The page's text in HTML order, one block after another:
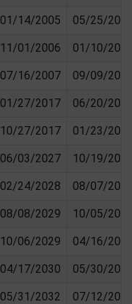
01/14/2005 05/25/
11/01/2006 01/10/
07/16/2007 09/09/
01/27/2017 06/20/
10/27/2017 01/23/
06/03/2027 10/19/
02/24/2028 08/07/
08/08/2029 10/05/
10/06/2029 04/16/
04/17/2030 05/30/
05/31/2032 07/12/